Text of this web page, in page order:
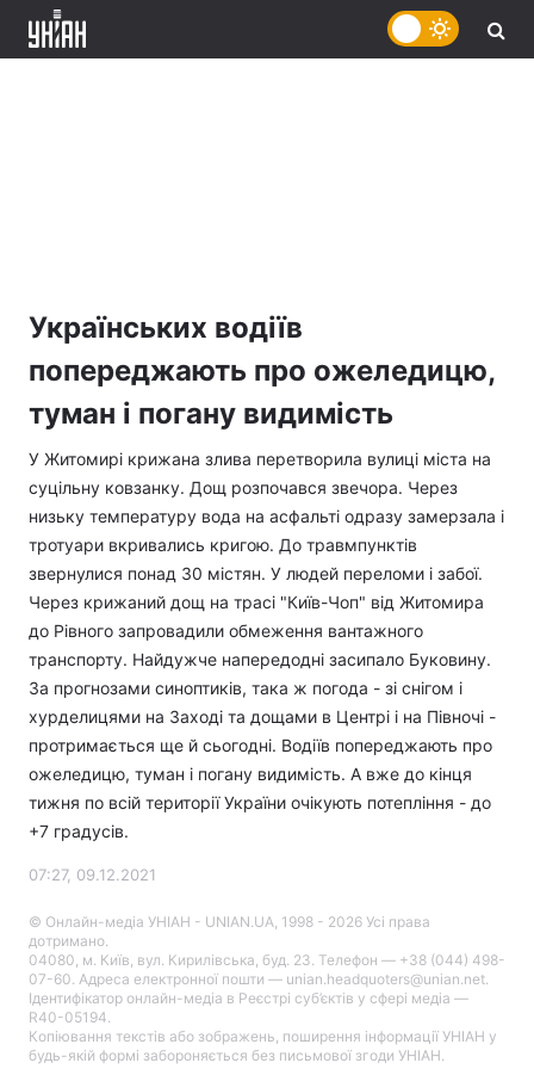
Українських водіїв
попереджають про ожеледицю,
туман і погану видимість
У Житомирі крижана злива перетворила вулиці міста на
суцільну ковзанку. Дощ розпочався звечора. Через
низьку температуру вода на асфальті одразу замерзала і
тротуари вкривались кригою. До травмпунктів
звернулися понад 30 містян. У людей переломи і забої.
Через крижаний дощ на трасі "Київ-Чоп" від Житомира
до Рівного запровадили обмеження вантажного
транспорту. Найдужче напередодні засипало Буковину.
За прогнозами синоптиків, така ж погода - зі снігом і
хурделицями на Заході та дощами в Центрі і на Півночі -
протримається ще й сьогодні. Водіїв попереджають про
ожеледицю, туман і погану видимість. А вже до кінця
тижня по всій території України очікують потепління - до
+7 градусів.
07:27, 09.12.2021
© Онлайн-медіа УНІАН - UNIAN.UA, 1998 - 2026 Усі права
дотримано.
04080, м. Київ, вул. Кирилівська, буд. 23. Телефон — +38 (044) 498-
07-60. Адреса електронної пошти — unian.headquoters@unian.net.
Ідентифікатор онлайн-медіа в Реєстрі суб’єктів у сфері медіа —
R40-05194.
Копіювання текстів або зображень, поширення інформації УНІАН у
будь-якій формі забороняється без письмової згоди УНІАН.